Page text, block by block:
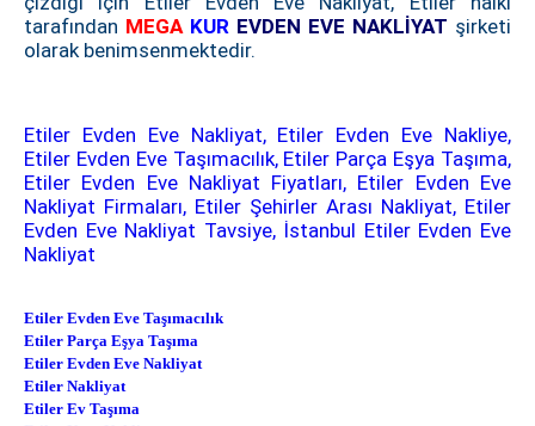
tarafından MEGA KUR EVDEN EVE NAKLİYAT şirketi
olarak benimsenmektedir.
Etiler Evden Eve Nakliyat, Etiler Evden Eve Nakliye,
Etiler Evden Eve Taşımacılık, Etiler Parça Eşya Taşıma,
Etiler Evden Eve Nakliyat Fiyatları, Etiler Evden Eve
Nakliyat Firmaları, Etiler Şehirler Arası Nakliyat, Etiler
Evden Eve Nakliyat Tavsiye, İstanbul Etiler Evden Eve
Nakliyat
Etiler Evden Eve Taşımacılık
Etiler Parça Eşya Taşıma
Etiler Evden Eve Nakliyat
Etiler Nakliyat
Etiler Ev Taşıma